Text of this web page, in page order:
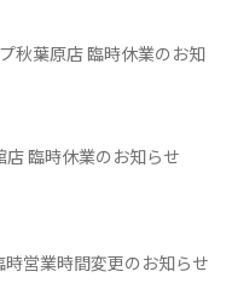
秋葉原店 臨時休業のお知
臨時休業のお知らせ
時営業時間変更のお知らせ